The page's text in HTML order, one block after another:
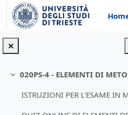
Vai al contenuto principale
Minimizza